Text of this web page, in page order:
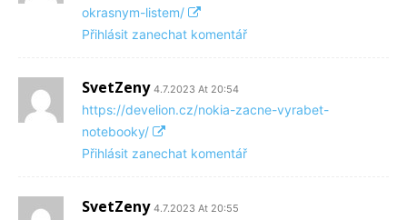
okrasnym-listem/
Přihlásit zanechat komentář
SvetZeny 4.7.2023 At 20:54
https://develion.cz/nokia-zacne-vyrabet-
notebooky/
Přihlásit zanechat komentář
SvetZeny 4.7.2023 At 20:55